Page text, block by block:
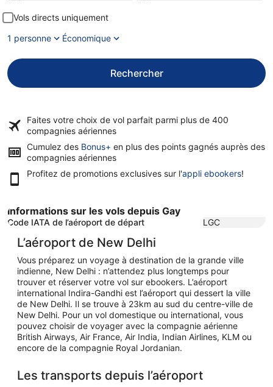
Vols directs uniquement
1 personne
Économique
Rechercher
Faites votre choix de vol parfait parmi plus de 400
compagnies aériennes
Cumulez des Bonus+ en plus des points gagnés auprès des
compagnies aériennes
Profitez de promotions exclusives sur l'appli ebookers!
Informations sur les vols depuis Gay
Code IATA de l’aéroport de départ LGC
L’aéroport de New Delhi
Vous préparez un voyage à destination de la grande ville
indienne, New Delhi : n’attendez plus longtemps pour
trouver et réserver votre vol sur ebookers. L’aéroport
international Indira-Gandhi est l’aéroport qui dessert la ville
de New Delhi. Il se trouve à 23km au sud du centre-ville de
New Delhi. Pour un vol domestique ou international, vous
pouvez choisir de voyager avec la compagnie aérienne
British Airways, Air France, Air India, Indian Airlines, KLM ou
encore de la compagnie Royal Jordanian.
Les transports depuis l’aéroport